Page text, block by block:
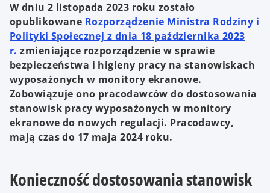
W dniu 2 listopada 2023 roku zostało
opublikowane Rozporządzenie Ministra Rodziny i
Polityki Społecznej z dnia 18 października 2023
r. zmieniające rozporządzenie w sprawie
bezpieczeństwa i higieny pracy na stanowiskach
wyposażonych w monitory ekranowe.
Zobowiązuje ono pracodawców do dostosowania
stanowisk pracy wyposażonych w monitory
ekranowe do nowych regulacji. Pracodawcy,
mają czas do 17 maja 2024 roku.
Konieczność dostosowania stanowisk